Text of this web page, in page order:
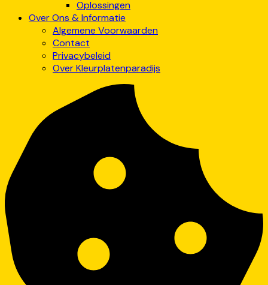
Oplossingen
Over Ons & Informatie
Algemene Voorwaarden
Contact
Privacybeleid
Over Kleurplatenparadijs